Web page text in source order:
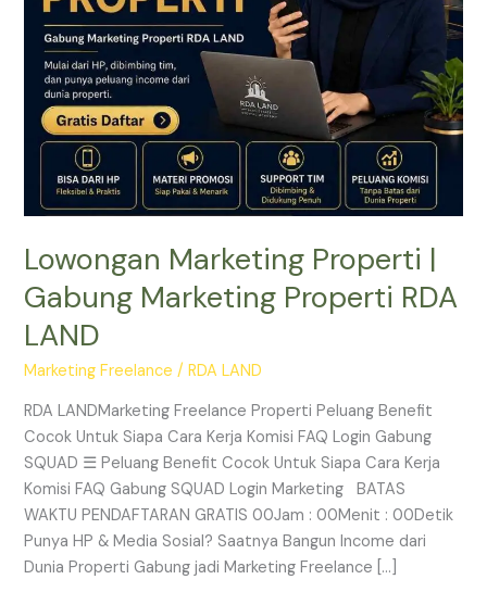
Lowongan Marketing Properti |
Gabung Marketing Properti RDA
LAND
Marketing Freelance /RDA LAND
RDA LANDMarketing Freelance Properti Peluang Benefit
Cocok Untuk Siapa Cara Kerja Komisi FAQ Login Gabung
SQUAD ☰ Peluang Benefit Cocok Untuk Siapa Cara Kerja
Komisi FAQ Gabung SQUAD Login Marketing BATAS
WAKTU PENDAFTARAN GRATIS 00Jam : 00Menit : 00Detik
Punya HP & Media Sosial? Saatnya Bangun Income dari
Dunia Properti Gabung jadi Marketing Freelance […]
RDA
LAND